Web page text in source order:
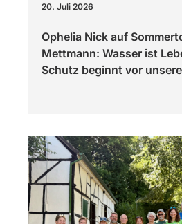
20. Juli 2026
Ophelia Nick auf
Mettmann: Wasser ist
Schutz beginnt vor